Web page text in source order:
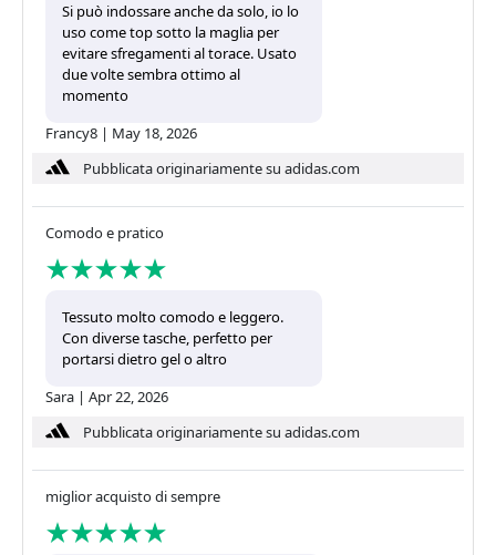
Si può indossare anche da solo, io lo
uso come top sotto la maglia per
evitare sfregamenti al torace. Usato
due volte sembra ottimo al
momento
Francy8 | May 18, 2026
Pubblicata originariamente su adidas.com
Comodo e pratico
Tessuto molto comodo e leggero.
Con diverse tasche, perfetto per
portarsi dietro gel o altro
Sara | Apr 22, 2026
Pubblicata originariamente su adidas.com
miglior acquisto di sempre